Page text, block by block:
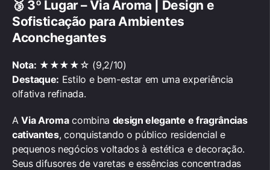
🥉 3º Lugar – Via Aroma | Design e
Sofisticação para Ambientes
Aconchegantes
Nota: ★★★★☆ (9,2/10)
Destaque: Estilo e bem-estar em uma experiência
olfativa refinada.
AVia Aromacombina design elegante e fragrâncias
cativantes, conquistando o público residencial e
pequenos negócios voltados à estética e decoração.
Seus difusores de varetas e essências concentradas